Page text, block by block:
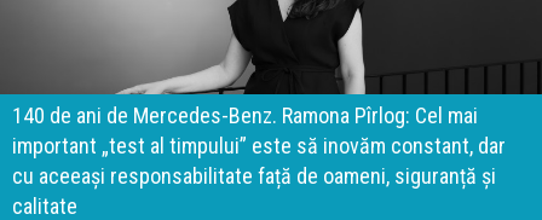
140 de ani de Mercedes-Benz. Ramona Pîrlog: Cel mai
important „test al timpului” este să inovăm constant, dar
cu aceeași responsabilitate față de oameni, siguranță și
calitate